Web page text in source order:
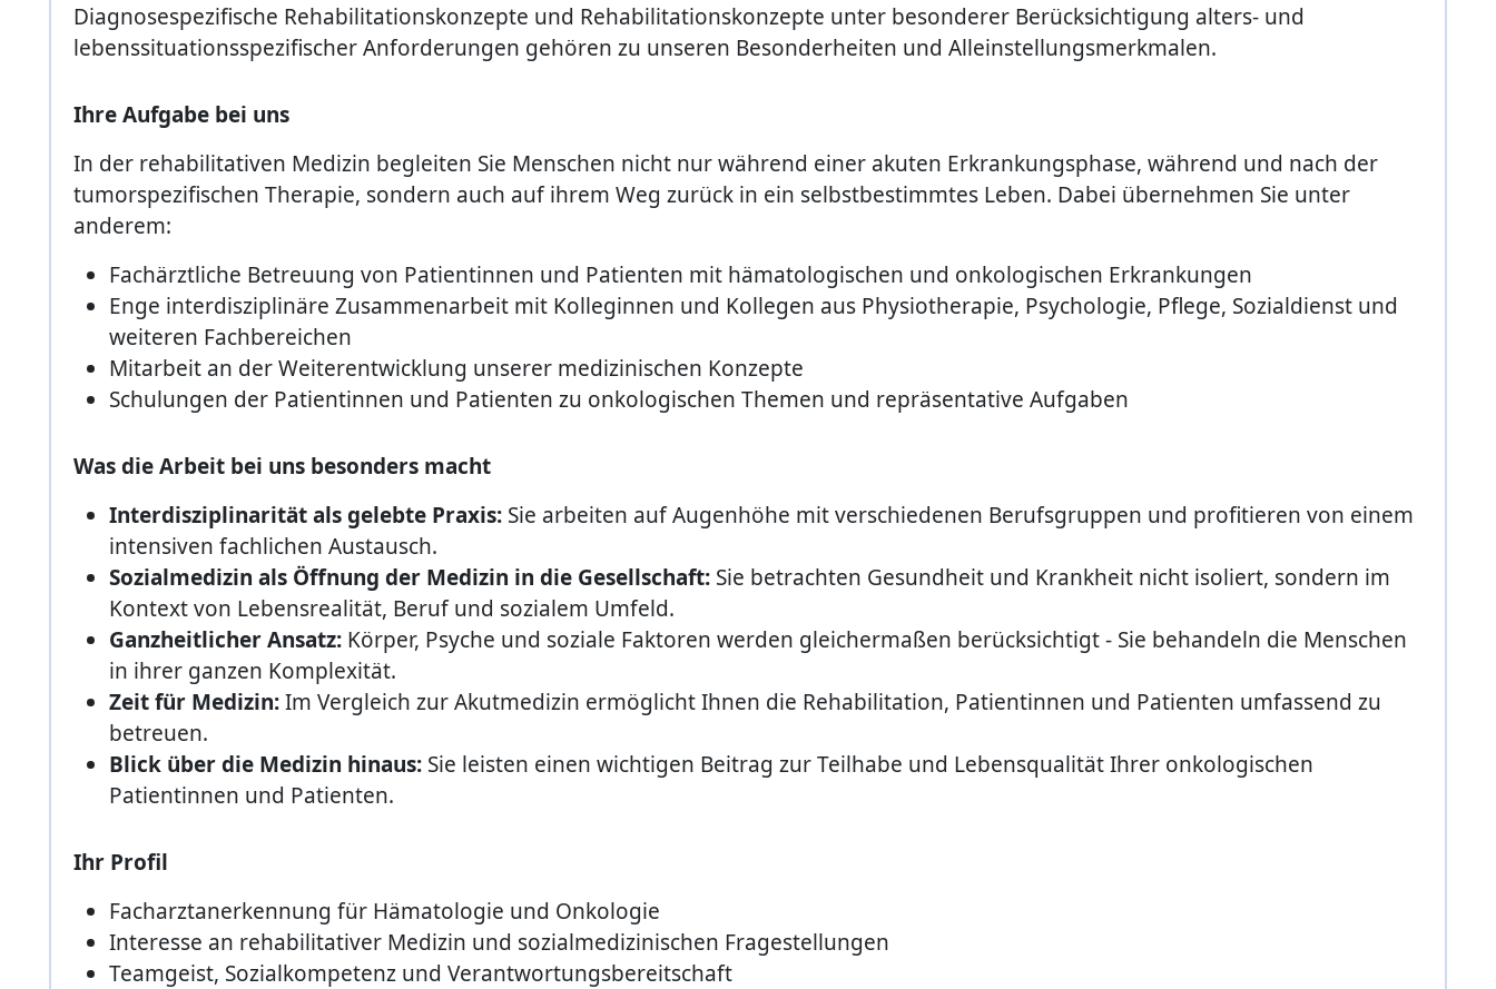
Diagnosespezifische Rehabilitationskonzepte und Rehabilitationskonzepte unter besonderer Berücksichtigung alters- und
lebenssituationsspezifischer Anforderungen gehören zu unseren Besonderheiten und Alleinstellungsmerkmalen.
Ihre Aufgabe bei uns
In der rehabilitativen Medizin begleiten Sie Menschen nicht nur während einer akuten Erkrankungsphase, während und nach der
tumorspezifischen Therapie, sondern auch auf ihrem Weg zurück in ein selbstbestimmtes Leben. Dabei übernehmen Sie unter
anderem:
Fachärztliche Betreuung von Patientinnen und Patienten mit hämatologischen und onkologischen Erkrankungen
Enge interdisziplinäre Zusammenarbeit mit Kolleginnen und Kollegen aus Physiotherapie, Psychologie, Pflege, Sozialdienst und
weiteren Fachbereichen
Mitarbeit an der Weiterentwicklung unserer medizinischen Konzepte
Schulungen der Patientinnen und Patienten zu onkologischen Themen und repräsentative Aufgaben
Was die Arbeit bei uns besonders macht
Interdisziplinarität als gelebte Praxis: Sie arbeiten auf Augenhöhe mit verschiedenen Berufsgruppen und profitieren von einem
intensiven fachlichen Austausch.
Sozialmedizin als Öffnung der Medizin in die Gesellschaft: Sie betrachten Gesundheit und Krankheit nicht isoliert, sondern im
Kontext von Lebensrealität, Beruf und sozialem Umfeld.
Ganzheitlicher Ansatz: Körper, Psyche und soziale Faktoren werden gleichermaßen berücksichtigt - Sie behandeln die Menschen
in ihrer ganzen Komplexität.
Zeit für Medizin:Im Vergleich zur Akutmedizin ermöglicht Ihnen die Rehabilitation, Patientinnen und Patienten umfassend zu
betreuen.
Blick über die Medizin hinaus: Sie leisten einen wichtigen Beitrag zur Teilhabe und Lebensqualität Ihrer onkologischen
Patientinnen und Patienten.
Ihr Profil
Facharztanerkennung für Hämatologie und Onkologie
Interesse an rehabilitativer Medizin und sozialmedizinischen Fragestellungen
Teamgeist, Sozialkompetenz und Verantwortungsbereitschaft